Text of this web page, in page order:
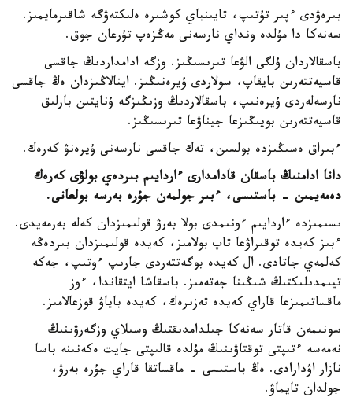
بىرەۋدى ءپىر تۇتىپ، تايىنباي كوشىرە ەلىكتەۋگە شاقىرمايمىز.
سەنەكا دا مۇلدە ونداي نارسەنى مەڭزەپ تۇرعان جوق.
باسقالاردان ۇلگى الۋعا تىرىسىڭىز. وزگە ادامداردىڭ جاقسى
قاسيەتتەرىن بايقاپ، سولاردى ۇيرەنىڭىز. اينالاڭىزدان ەڭ جاقسى
نارسەلەردى ۇيرەنىپ، باسقالاردىڭ وزىڭىزگە ۇنايتىن بارلىق
قاسيەتتەرىن بويىڭىزعا جيناۋعا تىرىسىڭىز.
ءبىراق ەسىڭىزدە بولسىن، تەك جاقسى نارسەنى ۇيرەنۋ كەرەك.
دانا ادامنىڭ باسقان قادامدارى ءاردايىم بىردەي بولۋى كەرەك
دەمەيمىن - باستىسى، ءبىر جولمەن جۇرە بەرسە بولعانى.
ىسىمىزدە ءاردايىم ءونىمدى بولا بەرۋ قولىمىزدان كەلە بەرمەيدى.
ءبىز كەيدە توقىراۋعا تاپ بولامىز، كەيدە قولىمىزدان بىردەڭە
كەلمەي جاتادى. ال كەيدە بوگەتتەردى جارىپ ءوتىپ، جەكە
تيىمدىلىكتىڭ شىڭىنا جەتەمىز. باسقاشا ايتقاندا، ءوز
ماقساتىمىزعا قاراي كەيدە تەزىرەك، كەيدە باياۋ قوزعالامىز.
سونىمەن قاتار سەنەكا جىلدامدىقتىڭ وسىلاي وزگەرۋىنىڭ
نەمەسە ءتىپتى توقتاۋىنىڭ مۇلدە قالىپتى جايت ەكەنىنە باسا
نازار اۋدارادى. ەڭ باستىسى - ماقساتقا قاراي جۇرە بەرۋ،
جولدان تايماۋ.